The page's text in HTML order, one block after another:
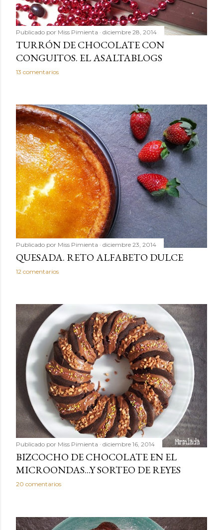
Publicado por Miss Pimienta diciembre 28, 2014
TURRÓN DE CHOCOLATE CON
CONGUITOS. EL ASALTABLOGS
13 comentarios
Publicado por Miss Pimienta diciembre 23, 2014
QUESADA. RETO ALFABETO DULCE
12 comentarios
Publicado por Miss Pimienta diciembre 16, 2014
BIZCOCHO DE CHOCOLATE EN EL
MICROONDAS...Y SORTEO DE REYES
20 comentarios